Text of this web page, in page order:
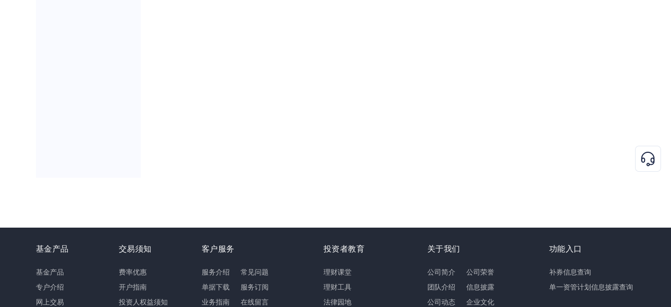
基金产品
基金产品
专户介绍
网上交易
交易须知
费率优惠
开户指南
投资人权益须知
客户服务
服务介绍
常见问题
单据下载
服务订阅
业务指南
在线留言
投资者教育
理财课堂
理财工具
法律园地
关于我们
公司简介
公司荣誉
团队介绍
信息披露
公司动态
企业文化
功能入口
补券信息查询
单一资管计划信息披露查询